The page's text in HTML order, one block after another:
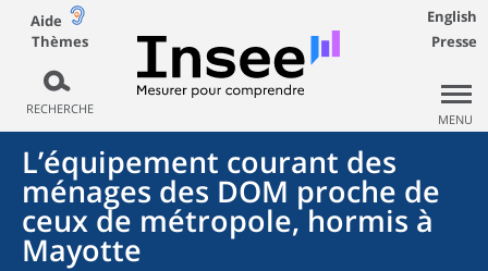
Aide
Thèmes
RECHERCHE
English
Presse
MENU
L’équipement courant des
ménages des DOM proche de
ceux de métropole, hormis à
Mayotte